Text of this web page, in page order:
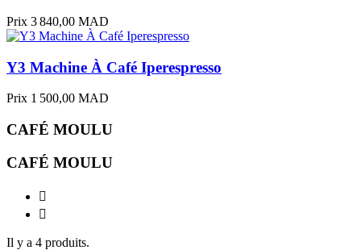
Prix 3 840,00 MAD
Y3 Machine À Café Iperespresso
Prix 1 500,00 MAD
CAFÉ MOULU
CAFÉ MOULU


Il y a 4 produits.